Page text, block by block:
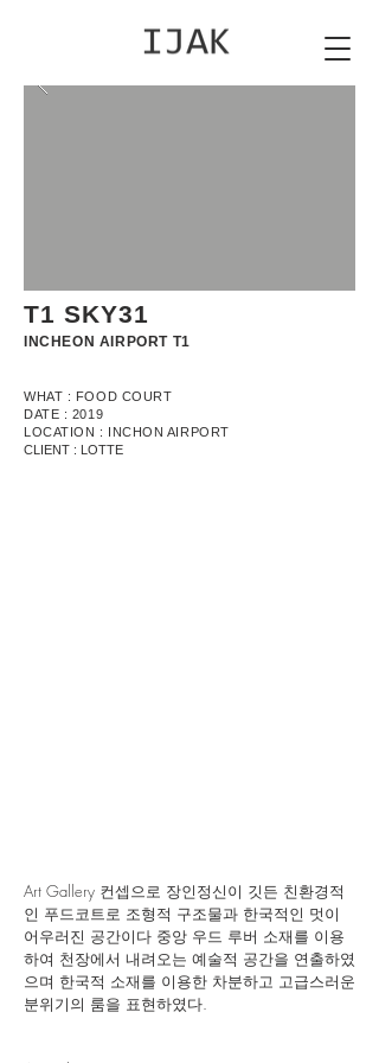
T1 SKY31
INCHEON AIRPORT T1
WHAT : FOOD COURT
DATE : 2019
LOCATION : INCHON AIRPORT
CLIENT : LOTTE
Art Gallery 컨셉으로 장인정신이 깃든 친환경적
인 푸드코트로 조형적 구조물과 한국적인 멋이
어우러진 공간이다 중앙 우드 루버 소재를 이용
하여 천장에서 내려오는 예술적 공간을 연출하였
으며 한국적 소재를 이용한 차분하고 고급스러운
분위기의 룸을 표현하였다.